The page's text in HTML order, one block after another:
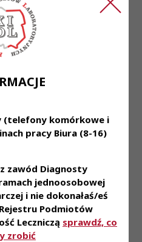
komórkowe i
pracy Biura (8-16)
zawód Diagnosty
jednoosobowej
i nie dokonałaś/eś
Podmiotów
Leczniczą sprawdź, co
zrobić
z dnia 6.08.2026